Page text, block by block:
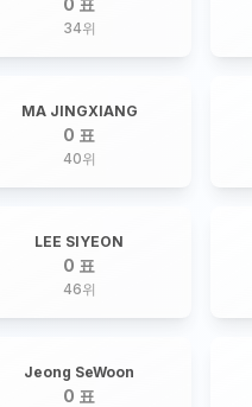
0 표
34위
MA JINGXIANG
0 표
40위
LEE SIYEON
0 표
46위
Jeong SeWoon
0 표